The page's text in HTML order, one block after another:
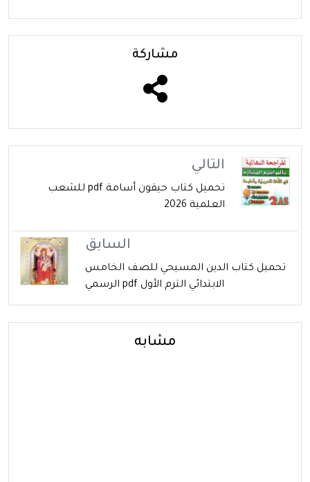
مشاركة
التالي
تحميل كتاب حيقون أسامة pdf للشعب
العلمية 2026
السابق
تحميل كتاب الدين المسيحي للصف الخامس
الابتدائي الترم الأول pdf الرسمي
مشابه